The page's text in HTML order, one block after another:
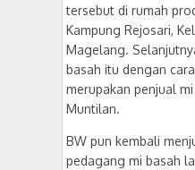
tersebut di rumah
Kampung Rejosari,
Magelang.
basah itu dengan
merupakan penjual
Muntilan.
BW pun kembali
pedagang mi basah